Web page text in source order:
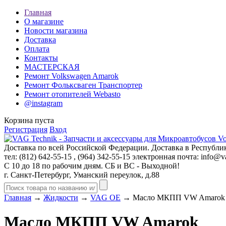
Главная
О магазине
Новости магазина
Доставка
Оплата
Контакты
МАСТЕРСКАЯ
Ремонт Volkswagen Amarok
Ремонт Фольксваген Транспортер
Ремонт отопителей Webasto
@instagram
Корзина пуста
Регистрация Вход
Доставка по всей Российской Федерации. Доставка в
тел: (812) 642-55-15 , (964) 342-55-15 электронная почта:
С 10 до 18 по рабочим дням. СБ и ВС - Выходной!
г. Санкт-Петербург, Уманский переулок, д.88
Главная → Жидкости → VAG OE → Масло МКПП VW Amarok
Масло МКПП VW Amarok